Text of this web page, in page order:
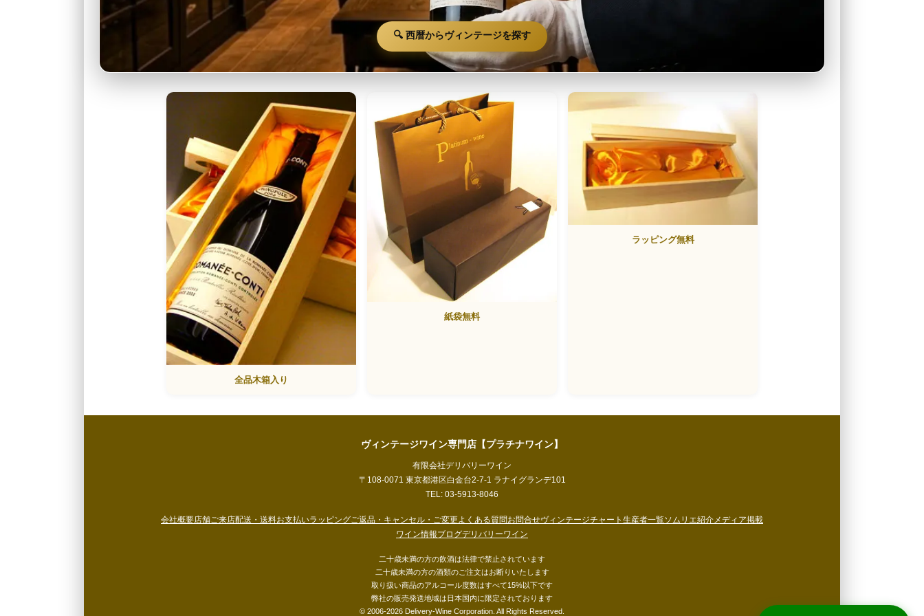
🔍 西暦からヴィンテージを探す
全品木箱入り
紙袋無料
ラッピング無料
ヴィンテージワイン専門店【プラチナワイン】
有限会社デリバリーワイン
〒108-0071 東京都港区白金台2-7-1 ラナイグランデ101
TEL: 03-5913-8046
会社概要店舗ご来店配送・送料お支払いラッピングご返品・キャンセル・ご変更よくある質問お問合せヴィンテージチャート 生産者一覧ソムリエ紹介メディア掲載
ワイン情報ブログデリバリーワイン
二十歳未満の方の飲酒は法律で禁止されています
二十歳未満の方の酒類のご注文はお断りいたします
取り扱い商品のアルコール度数はすべて15%以下です
弊社の販売発送地域は日本国内に限定されております
© 2006-2026 Delivery-Wine Corporation. All Rights Reserved.